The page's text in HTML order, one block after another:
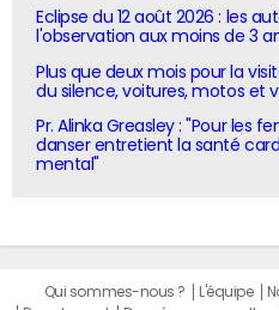
Eclipse du 12 août 2026 : les
l'observation aux moins de 3
Plus que deux mois pour la
du silence, voitures, motos et
Pr. Alinka Greasley : "Pour les
danser entretient la santé
mental"
Qui sommes-nous ? L'équipe